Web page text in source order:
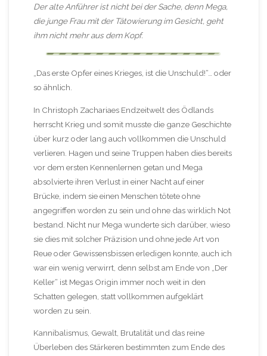
Der alte Anführer ist nicht bei der Sache, denn Mega,
die junge Frau mit der Tätowierung im Gesicht, geht
ihm nicht mehr aus dem Kopf.
„Das erste Opfer eines Krieges, ist die Unschuld!“… oder
so ähnlich.
In Christoph Zachariaes Endzeitwelt des Ödlands
herrscht Krieg und somit musste die ganze Geschichte
über kurz oder lang auch vollkommen die Unschuld
verlieren. Hagen und seine Truppen haben dies bereits
vor dem ersten Kennenlernen getan und Mega
absolvierte ihren Verlust in einer Nacht auf einer
Brücke, indem sie einen Menschen tötete ohne
angegriffen worden zu sein und ohne das wirklich Not
bestand. Nicht nur Mega wunderte sich darüber, wieso
sie dies mit solcher Präzision und ohne jede Art von
Reue oder Gewissensbissen erledigen konnte, auch ich
war ein wenig verwirrt, denn selbst am Ende von „Der
Keller“ ist Megas Origin immer noch weit in den
Schatten gelegen, statt vollkommen aufgeklärt
worden zu sein.
Kannibalismus, Gewalt, Brutalität und das reine
Überleben des Stärkeren bestimmten zum Ende des